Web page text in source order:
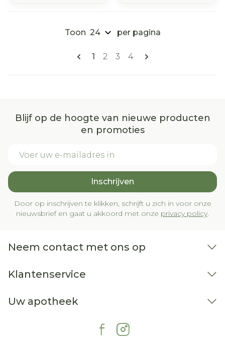
Pagina's
U lees momenteel pagina
1 Pagina
2 Pagina
3 Pagina
4
Toon per pagina
Blijf op de hoogte van nieuwe producten
en promoties
Inschrijven
Door op inschrijven te klikken, schrijft u zich in voor onze
nieuwsbrief en gaat u akkoord met onze privacy policy.
Neem contact met ons op
Klantenservice
Uw apotheek